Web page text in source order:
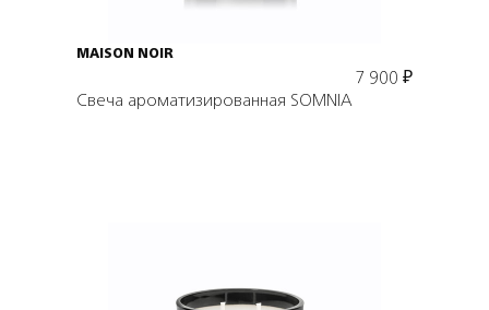
MAISON NOIR
7 900 ₽
Свеча ароматизированная SOMNIA